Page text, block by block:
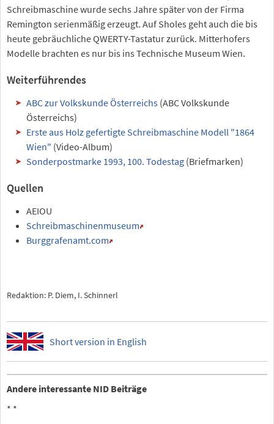
Schreibmaschine wurde sechs Jahre später von der Firma
Remington serienmäßig erzeugt. Auf Sholes geht auch die bis
heute gebräuchliche QWERTY-Tastatur zurück. Mitterhofers
Modelle brachten es nur bis ins Technische Museum Wien.
Weiterführendes
ABC zur Volkskunde Österreichs (ABC Volkskunde
Österreichs)
Erste aus Holz gefertigte Schreibmaschine Modell "1864
Wien" (Video-Album)
Sonderpostmarke 1993, 100. Todestag (Briefmarken)
Quellen
AEIOU
Schreibmaschinenmuseum
Burggrafenamt.com
Redaktion: P. Diem, I. Schinnerl
Short version in English
Andere interessante NID Beiträge
* *